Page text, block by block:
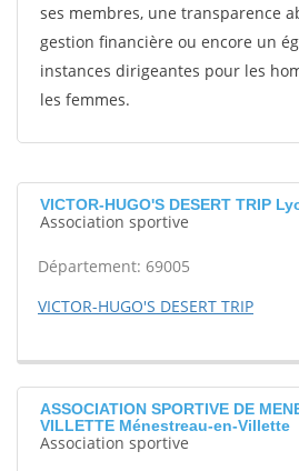
ses membres, une transparence
gestion financière ou encore un
instances dirigeantes pour les
les femmes.
VICTOR-HUGO'S DESERT TRIP
Association sportive
Département: 69005
VICTOR-HUGO'S DESERT TRIP
ASSOCIATION SPORTIVE DE
VILLETTE Ménestreau-en-Villette
Association sportive